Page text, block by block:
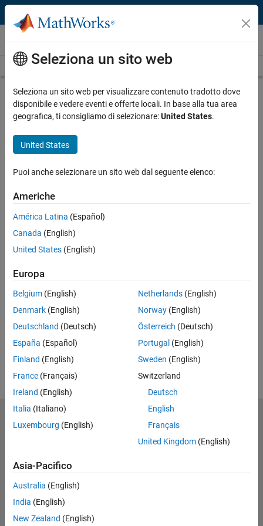
Vai al contenuto
Video
Videos Home Search
Play
Description
Cleaning and Analyzing Real-World
Sensor Data with MATLAB
Full Transcript
Related Resources
Feedback
UP NEXT
RELATED VIDEOS
Seleziona un sito web
Seleziona un sito web per visualizzare contenuto tradotto dove
disponibile e vedere eventi e offerte locali. In base alla tua area
geografica, ti consigliamo di selezionare:United States.
United States
Puoi anche selezionare un sito web dal seguente elenco:
Americhe
América Latina (Español)
Canada (English)
United States (English)
Europa
Belgium (English)
Denmark (English)
Deutschland (Deutsch)
España (Español)
Finland (English)
France (Français)
Ireland (English)
Italia (Italiano)
Luxembourg (English)
Netherlands(English)
Norway(English)
Österreich (Deutsch)
Portugal (English)
Sweden (English)
Switzerland
Deutsch
English
Français
United Kingdom(English)
Asia-Pacifico
Australia (English)
India (English)
New Zealand (English)
MathWorks
Accelerating the pace of engineering and science
Prova o Acquista
Scopri i nostri prodotti